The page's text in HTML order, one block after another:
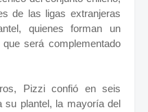
de las ligas extranjeras
quienes forman un
será complementado
Pizzi confió en seis
su plantel, la mayoría del